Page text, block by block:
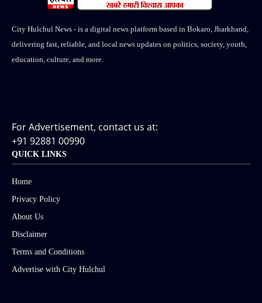
City Hulchul News - is a digital news platform based in Bokaro, Jharkhand,
delivering fast, reliable, and local news updates on politics, society, youth,
education, culture, and more.
For Advertisement, contact us at:
+91 92881 00990
QUICK LINKS
Home
Privacy Policy
About Us
Disclaimer
Terms and Conditions
Advertise with City Hulchul